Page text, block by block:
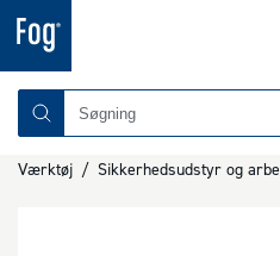
Værktøj / Sikkerhedsudstyr og